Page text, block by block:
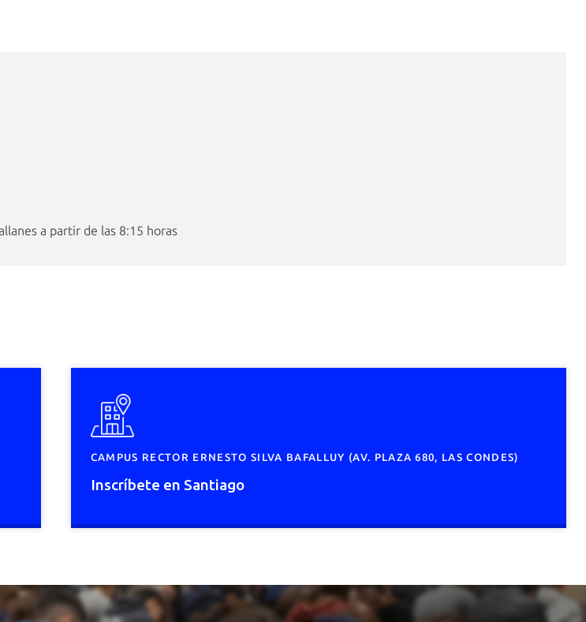
a partir de las 8:15 horas
CAMPUS RECTOR ERNESTO SILVA BAFALLUY (AV. PLAZA 680, LAS CONDES)
Inscríbete en Santiago